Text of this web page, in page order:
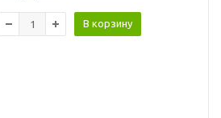
В корзину